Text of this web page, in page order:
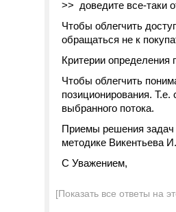
>> доведите все-таки
Чтобы облегчить
обращаться не к
Критерии определения
Чтобы облегчить
позиционирования.
выбранного потока.
Приемы решения задач
методике Викентьева
С Уважением,
[Показать все ответы на